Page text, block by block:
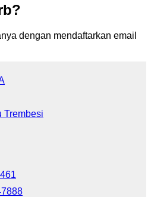
dengan mendaftarkan email
Trembesi